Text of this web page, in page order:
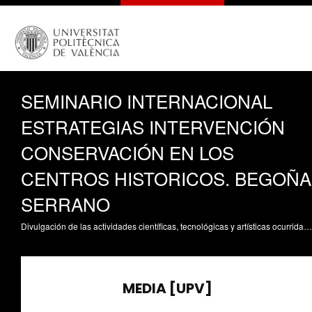
SEMINARIO INTERNACIONAL
ESTRATEGIAS INTERVENCIÓN
CONSERVACIÓN EN LOS
CENTROS HISTORICOS. BEGOÑA
SERRANO
Divulgación de las actividades científicas, tecnológicas y artísticas ocurridas en los tres campus de la UPV